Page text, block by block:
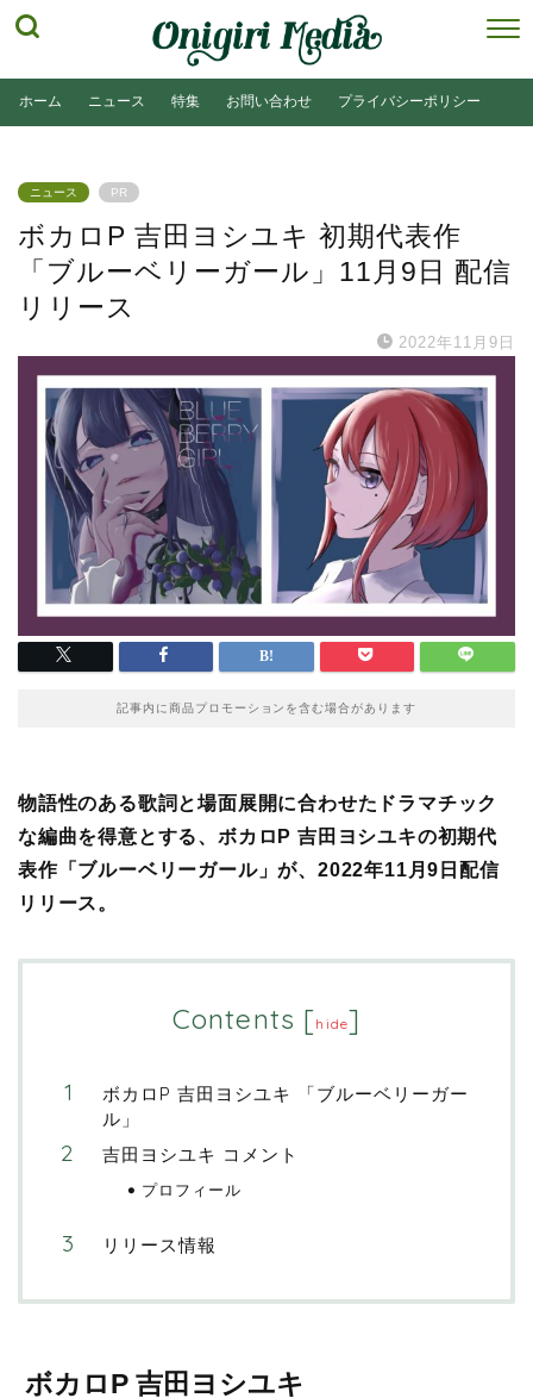
ホーム ニュース 特集 お問い合わせ プライバシーポリシー
ニュース PR
ボカロP 吉田ヨシユキ 初期代表作
「ブルーベリーガール」11月9日 配信
リリース
2022年11月9日
記事内に商品プロモーションを含む場合があります
物語性のある歌詞と場面展開に合わせたドラマチック
な編曲を得意とする、ボカロP 吉田ヨシユキの初期代
表作「ブルーベリーガール」が、2022年11月9日配信
リリース。
Contents [hide]
ボカロP 吉田ヨシユキ 「ブルーベリーガー
ル」
吉田ヨシユキ コメント
プロフィール
リリース情報
ボカロP 吉田ヨシユキ